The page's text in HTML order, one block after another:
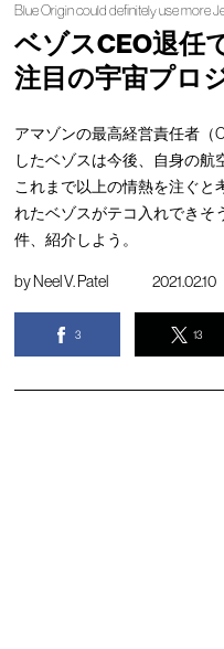
Blue Origin could definitely use more
ベゾスCEO退任
注目の宇宙プロ
アマゾンの最高経営責任者（
したベゾスは今後、自身の航
これまで以上の情熱を注ぐと
れたベゾスがテコ入れできそ
件、紹介しよう。
byNeel V. Patel 2021.02.10
3 13